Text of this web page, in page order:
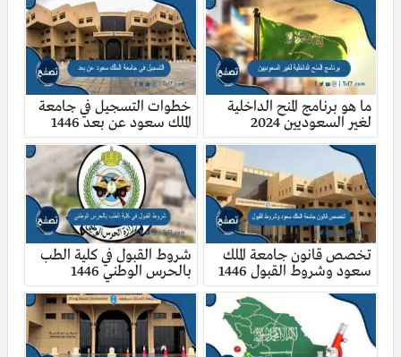
ما هو برنامج المنح الداخلية
لغير السعوديين 2024
خطوات التسجيل في جامعة
الملك سعود عن بعد 1446
تخصص قانون جامعة الملك
سعود وشروط القبول 1446
شروط القبول في كلية الطب
بالحرس الوطني 1446